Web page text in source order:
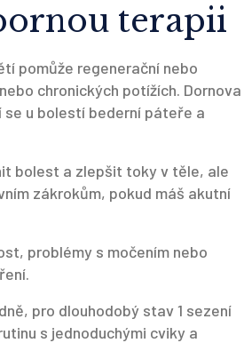
terapii
pomůže regenerační nebo
chronických potížích. Dornova
u bolestí bederní páteře a
bolest a zlepšit toky v těle, ale
zákrokům, pokud máš akutní
problémy s močením nebo
pro dlouhodobý stav 1 sezení
s jednoduchými cviky a